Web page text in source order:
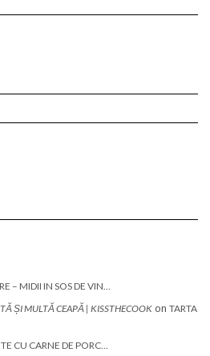
– MIDII IN SOS DE VIN…
ȘI MULTĂ CEAPĂ | KISSTHECOOK on TARTA
CU CARNE DE PORC…